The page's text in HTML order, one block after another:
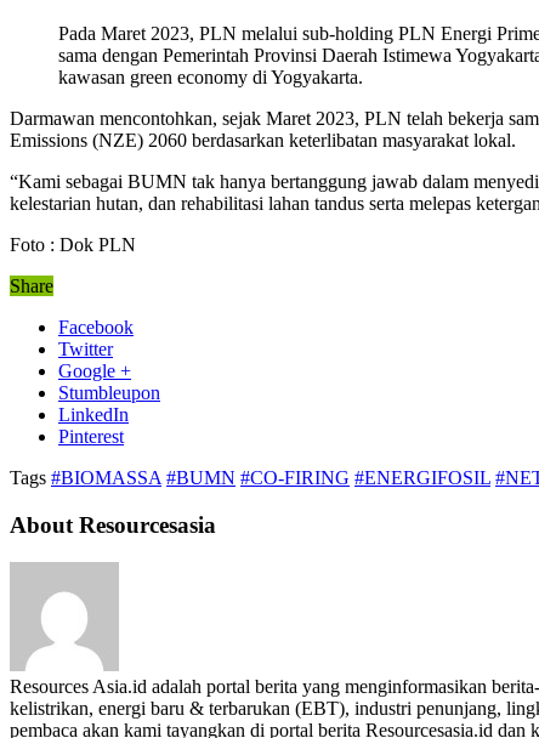
Pada Maret 2023, PLN melalui sub-holding PLN Energi
sama dengan Pemerintah Provinsi Daerah Istimewa
kawasan green economy di Yogyakarta.
Darmawan mencontohkan, sejak Maret 2023, PLN telah bekerja
Emissions (NZE) 2060 berdasarkan keterlibatan masyarakat lokal.
“Kami sebagai BUMN tak hanya bertanggung jawab dalam
kelestarian hutan, dan rehabilitasi lahan tandus serta melepas
Foto : Dok PLN
Share
Facebook
Twitter
Google +
Stumbleupon
LinkedIn
Pinterest
Tags #BIOMASSA #BUMN #CO-FIRING #ENERGIFOSIL
About Resourcesasia
Resources Asia.id adalah portal berita yang menginformasikan
kelistrikan, energi baru & terbarukan (EBT), industri penunjang,
pembaca akan kami tayangkan di portal berita Resourcesasia.id